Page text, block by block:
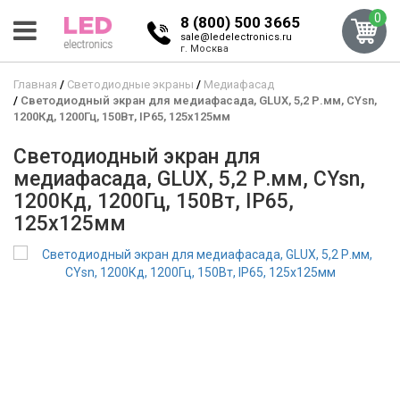
8 (800) 500 3665
sale@ledelectronics.ru
г. Москва
0
Главная Светодиодные экраны
Медиафасад
Светодиодный экран для медиафасада, GLUX, 5,2 Р.мм, CYsn,
1200Кд, 1200Гц, 150Вт, IP65, 125x125мм
Светодиодный экран для
медиафасада, GLUX, 5,2 Р.мм, CYsn,
1200Кд, 1200Гц, 150Вт, IP65,
125x125мм